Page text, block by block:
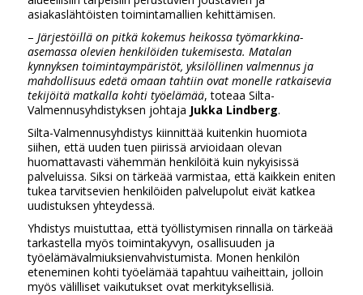
asiakaslähtöisten toimintamallien kehittämisen.
– Järjestöillä on pitkä kokemus heikossa työmarkkina-
asemassa olevien henkilöiden tukemisesta. Matalan
kynnyksen toimintaympäristöt, yksilöllinen valmennus ja
mahdollisuus edetä omaan tahtiin ovat monelle ratkaisevia
tekijöitä matkalla kohti työelämää, toteaa Silta-
Valmennusyhdistyksen johtaja Jukka Lindberg.
Silta-Valmennusyhdistys kiinnittää kuitenkin huomiota
siihen, että uuden tuen piirissä arvioidaan olevan
huomattavasti vähemmän henkilöitä kuin nykyisissä
palveluissa. Siksi on tärkeää varmistaa, että kaikkein eniten
tukea tarvitsevien henkilöiden palvelupolut eivät katkea
uudistuksen yhteydessä.
Yhdistys muistuttaa, että työllistymisen rinnalla on tärkeää
tarkastella myös toimintakyvyn, osallisuuden ja
työelämävalmiuksienvahvistumista. Monen henkilön
eteneminen kohti työelämää tapahtuu vaiheittain, jolloin
myös välilliset vaikutukset ovat merkityksellisiä.